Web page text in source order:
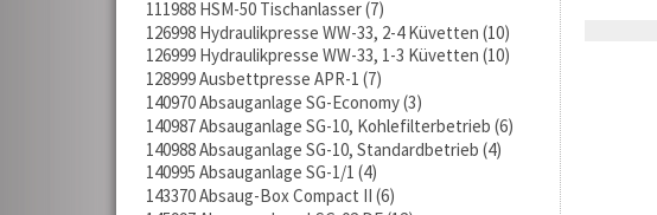
111988 HSM-50 Tischanlasser 7
126998 Hydraulikpresse WW-33, 2-4 Küvetten 10
126999 Hydraulikpresse WW-33, 1-3 Küvetten 10
128999 Ausbettpresse APR-1 7
140970 Absauganlage SG-Economy 3
140987 Absauganlage SG-10, Kohlefilterbetrieb 6
140988 Absauganlage SG-10, Standardbetrieb 4
140995 Absauganlage SG-1/1 4
143370 Absaug-Box Compact II 6